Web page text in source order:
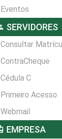
Eventos
SERVIDORES
Consultar
ContraCheque
Cédula C
Primeiro Acesso
Webmail
EMPRESA